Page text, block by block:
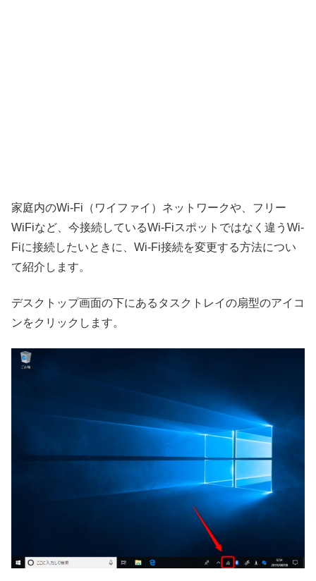
家庭内のWi-Fi（ワイファイ）ネットワークや、フリー
WiFiなど、今接続しているWi-Fiスポットではなく違うWi-
Fiに接続したいときに、Wi-Fi接続を変更する方法につい
て紹介します。
デスクトップ画面の下にあるタスクトレイの扇型のアイコ
ンをクリックします。